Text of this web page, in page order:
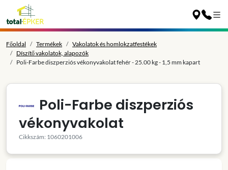
Főoldal Termékek
Vakolatok és homlokzatfestékek
Díszítő vakolatok, alapozók
Poli-Farbe diszperziós vékonyvakolat fehér - 25.00 kg - 1,5 mm kapart
Poli-Farbe diszperziós
vékonyvakolat
Cikkszám: 1060201006